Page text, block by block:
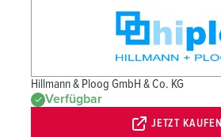
Hillmann & Ploog GmbH & Co. KG
Verfügbar
JETZT KAUFEN